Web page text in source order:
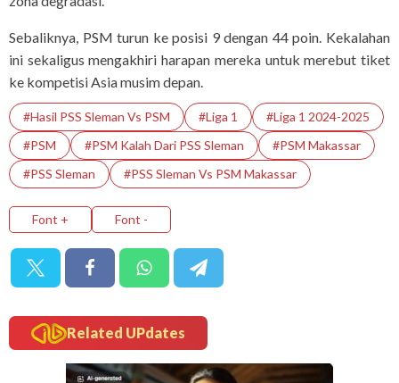
Sebaliknya, PSM turun ke posisi 9 dengan 44 poin. Kekalahan
ini sekaligus mengakhiri harapan mereka untuk merebut tiket
ke kompetisi Asia musim depan.
#hasil PSS Sleman Vs PSM #Liga 1
#Liga 1 2024-2025
#PSM
#PSM Kalah Dari PSS Sleman
#PSM Makassar
#PSS Sleman
#PSS Sleman Vs PSM Makassar
Font + Font -
Related UPdates